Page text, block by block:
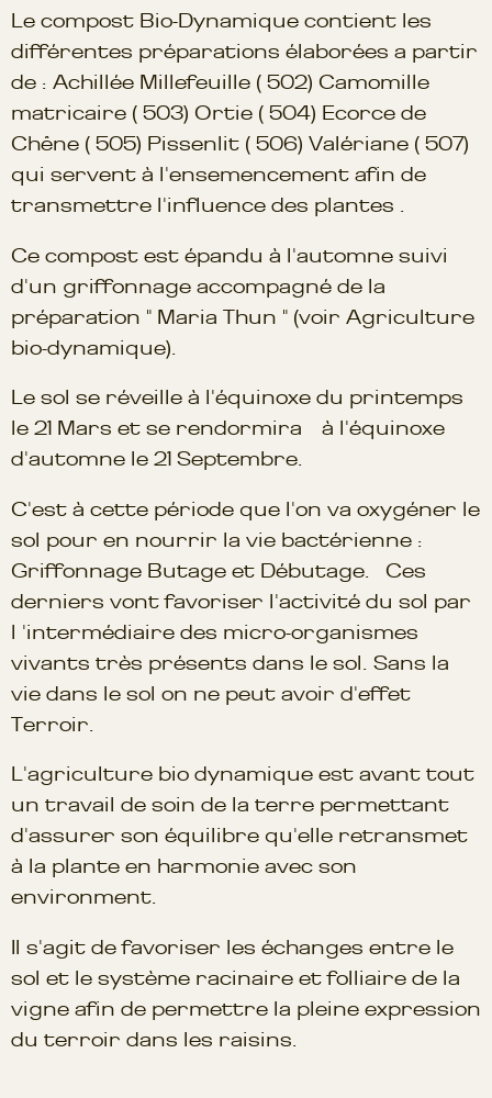
Le compost Bio-Dynamique contient les
différentes préparations élaborées a partir
de : Achillée Millefeuille ( 502) Camomille
matricaire ( 503) Ortie ( 504) Ecorce de
Chêne ( 505) Pissenlit ( 506) Valériane ( 507)
qui servent à l'ensemencement afin de
transmettre l'influence des plantes .
Ce compost est épandu à l'automne suivi
d'un griffonnage accompagné de la
préparation " Maria Thun " (voir Agriculture
bio-dynamique).
Le sol se réveille à l'équinoxe du printemps
le 21 Mars et se rendormira à l'équinoxe
d'automne le 21 Septembre.
C'est à cette période que l'on va oxygéner le
sol pour en nourrir la vie bactérienne :
Griffonnage Butage et Débutage. Ces
derniers vont favoriser l'activité du sol par
l 'intermédiaire des micro-organismes
vivants très présents dans le sol. Sans la
vie dans le sol on ne peut avoir d'effet
Terroir.
L'agriculture bio dynamique est avant tout
un travail de soin de la terre permettant
d'assurer son équilibre qu'elle retransmet
à la plante en harmonie avec son
environment.
Il s'agit de favoriser les échanges entre le
sol et le système racinaire et folliaire de la
vigne afin de permettre la pleine expression
du terroir dans les raisins.